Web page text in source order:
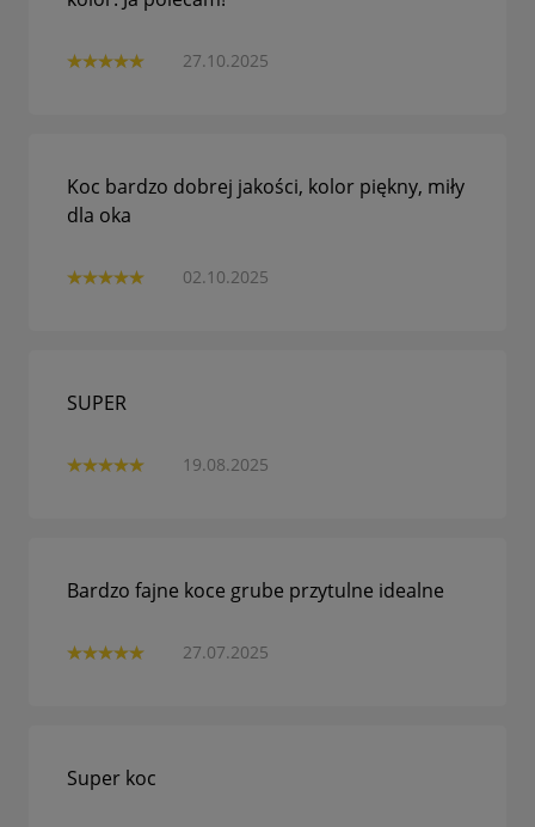
27.10.2025
02.10.2025
Koc bardzo dobrej jakości, kolor piękny, miły
dla oka
19.08.2025
SUPER
27.07.2025
Bardzo fajne koce grube przytulne idealne
Super koc